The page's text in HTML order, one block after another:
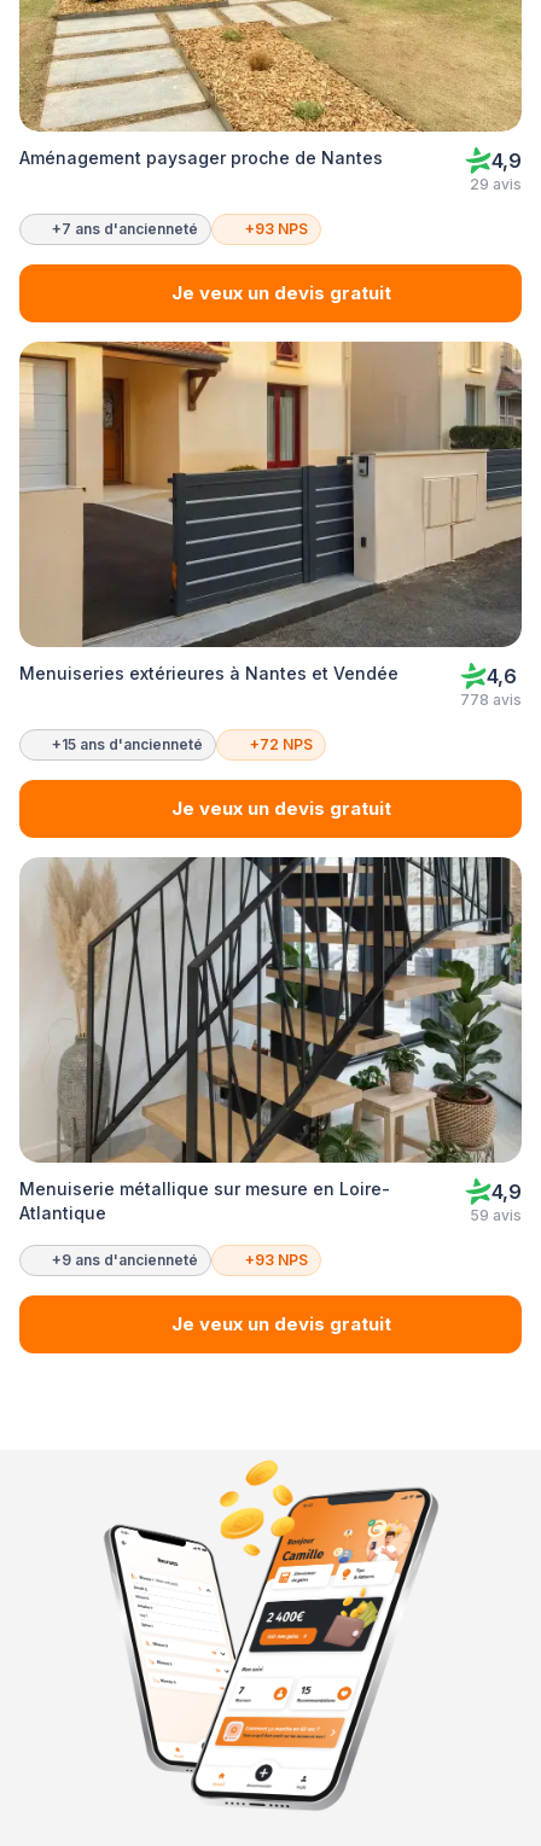
Aménagement paysager proche de Nantes 4,9
29 avis
+7 ans d'ancienneté +93 NPS
Je veux un devis gratuit
Menuiseries extérieures à Nantes et Vendée 4,6
778 avis
+15 ans d'ancienneté +72 NPS
Je veux un devis gratuit
Menuiserie métallique sur mesure en Loire-
Atlantique
4,9
59 avis
+9 ans d'ancienneté +93 NPS
Je veux un devis gratuit